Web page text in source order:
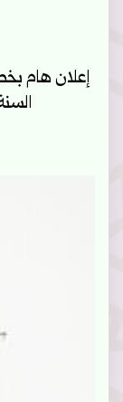
إعلان هام